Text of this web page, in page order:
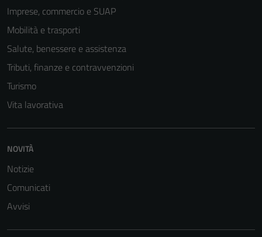
Imprese, commercio e SUAP
Mobilità e trasporti
Salute, benessere e assistenza
Tributi, finanze e contravvenzioni
Turismo
Vita lavorativa
NOVITÀ
Notizie
Comunicati
Avvisi